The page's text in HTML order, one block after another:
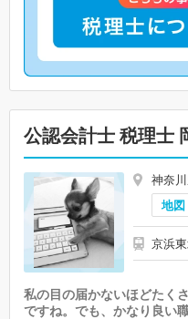
公認会計士 税理士
神奈
地図
京浜
私の目の届かないほどたく
ですね。でも、かなり良い